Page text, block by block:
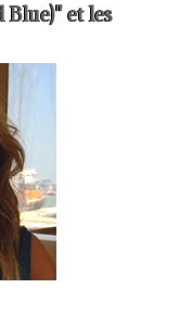
Blue)" et les